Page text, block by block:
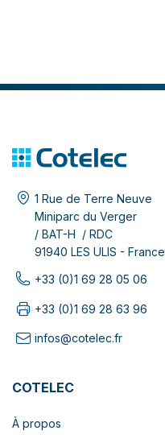
1 Rue de Terre Neuve
Miniparc du Verger
/ BAT-H / RDC
91940 LES ULIS - France
+33 (0)1 69 28 05 06
+33 (0)1 69 28 63 96
infos@cotelec.fr
COTELEC
À propos